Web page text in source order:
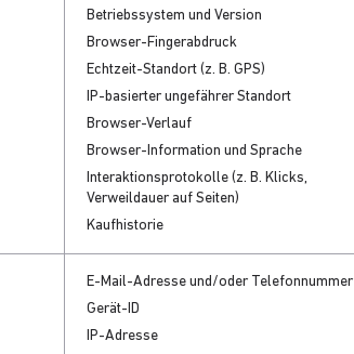
Betriebssystem und Version
Browser-Fingerabdruck
Echtzeit-Standort (z. B. GPS)
IP-basierter ungefährer Standort
Browser-Verlauf
Browser-Information und Sprache
Interaktionsprotokolle (z. B. Klicks,
Verweildauer auf Seiten)
Kaufhistorie
E-Mail-Adresse und/oder Telefonnummer
Gerät-ID
IP-Adresse